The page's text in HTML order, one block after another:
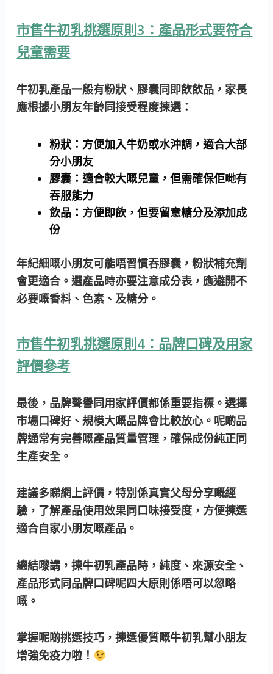
市售牛初乳挑選原則3：產品形式要符合
兒童需要
牛初乳產品一般有粉狀、膠囊同即飲飲品，家長
應根據小朋友年齡同接受程度揀選：
粉狀： 方便加入牛奶或水沖調，適合大部
分小朋友
膠囊：適合較大嘅兒童，但需確保佢哋有
吞服能力
飲品： 方便即飲，但要留意糖分及添加成
份
年紀細嘅小朋友可能唔習慣吞膠囊，粉狀補充劑
會更適合。選產品時亦要注意成分表，應避開不
必要嘅香料、色素、及糖分。
市售牛初乳挑選原則4：品牌口碑及用家
評價參考
最後，品牌聲譽同用家評價都係重要指標。選擇
市場口碑好、規模大嘅品牌會比較放心。呢啲品
牌通常有完善嘅產品質量管理，確保成份純正同
生產安全。
建議多睇網上評價，特別係真實父母分享嘅經
驗，了解產品使用效果同口味接受度，方便揀選
適合自家小朋友嘅產品。
總結嚟講，揀牛初乳產品時，純度、來源安全、
產品形式同品牌口碑呢四大原則係唔可以忽略
嘅。
掌握呢啲挑選技巧，揀選優質嘅牛初乳幫小朋友
增強免疫力啦！